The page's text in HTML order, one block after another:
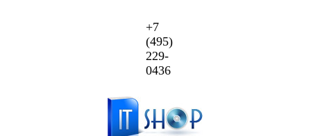
+7
(495)
229-
0436